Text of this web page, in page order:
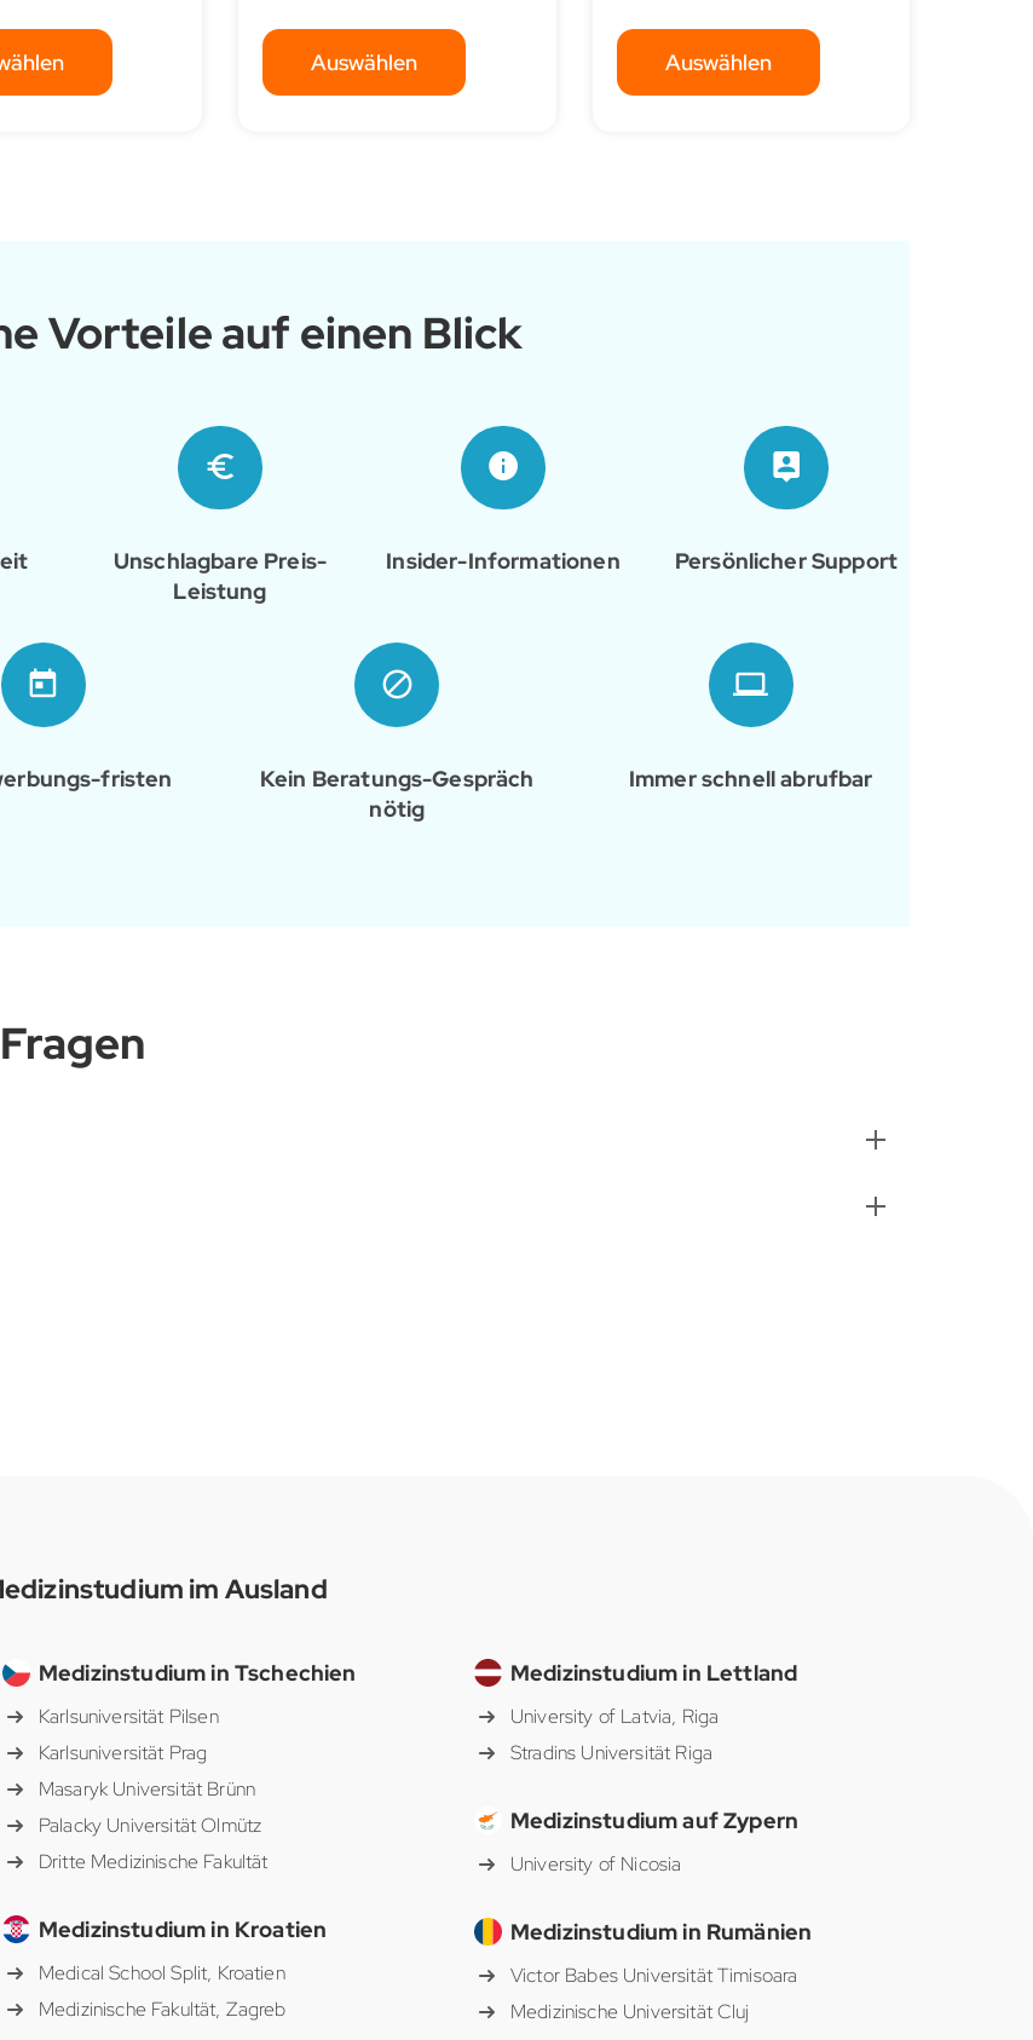
Auswählen Auswählen
Vorteile auf einen Blick
Unschlagbare Preis-
Leistung
Insider-Informationen Persönlicher Support
fristen
Kein Beratungs-Gespräch
nötig
Immer schnell abrufbar
im Ausland
Medizinstudium in Tschechien
Karlsuniversität Pilsen
Karlsuniversität Prag
Masaryk Universität Brünn
Palacky Universität Olmütz
Dritte Medizinische Fakultät
Medizinstudium in Kroatien
Medical School Split, Kroatien
Medizinische Fakultät, Zagreb
Medizinstudium in Lettland
University of Latvia, Riga
Stradins Universität Riga
Medizinstudium auf Zypern
University of Nicosia
Medizinstudium in Rumänien
Victor Babes Universität Timisoara
Medizinische Universität Cluj